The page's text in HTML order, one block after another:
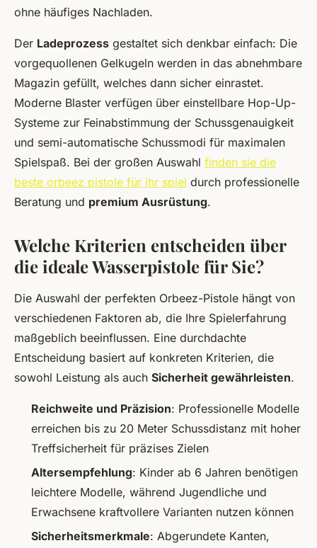
ohne häufiges Nachladen.
Der Ladeprozess gestaltet sich denkbar einfach: Die
vorgequollenen Gelkugeln werden in das abnehmbare
Magazin gefüllt, welches dann sicher einrastet.
Moderne Blaster verfügen über einstellbare Hop-Up-
Systeme zur Feinabstimmung der Schussgenauigkeit
und semi-automatische Schussmodi für maximalen
Spielspaß. Bei der großen Auswahl finden sie die
beste orbeez pistole für ihr spiel durch professionelle
Beratung und premium Ausrüstung.
Welche Kriterien entscheiden über
die ideale Wasserpistole für Sie?
Die Auswahl der perfekten Orbeez-Pistole hängt von
verschiedenen Faktoren ab, die Ihre Spielerfahrung
maßgeblich beeinflussen. Eine durchdachte
Entscheidung basiert auf konkreten Kriterien, die
sowohl Leistung als auch Sicherheit gewährleisten.
Reichweite und Präzision: Professionelle Modelle
erreichen bis zu 20 Meter Schussdistanz mit hoher
Treffsicherheit für präzises Zielen
Altersempfehlung: Kinder ab 6 Jahren benötigen
leichtere Modelle, während Jugendliche und
Erwachsene kraftvollere Varianten nutzen können
Sicherheitsmerkmale: Abgerundete Kanten,